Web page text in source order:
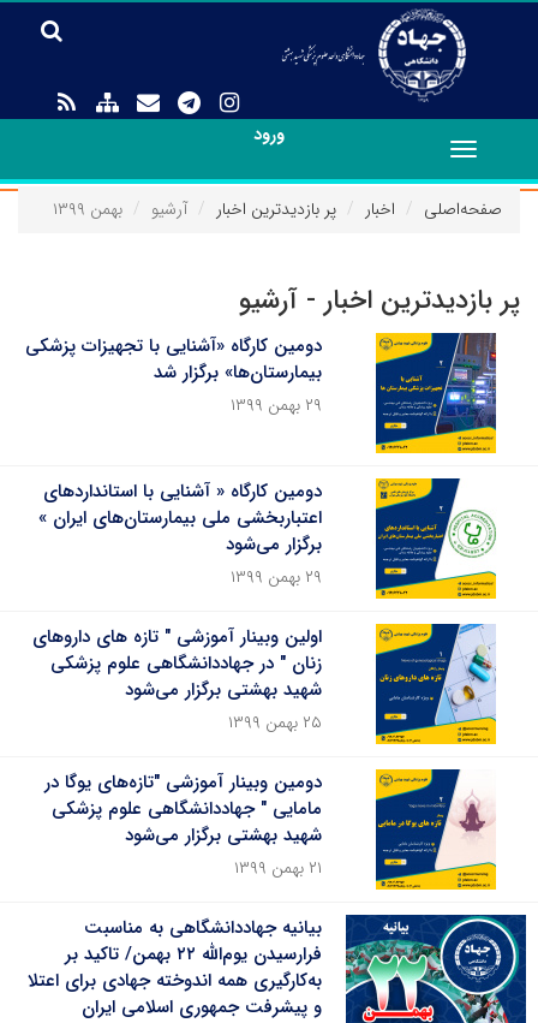
ورود
Toggle
navigation
صفحه‌اصلی
اخبار پر بازدیدترین اخبار آرشیو بهمن ۱۳۹۹
پر بازدیدترین اخبار - آرشیو
دومین کارگاه «آشنایی با تجهیزات پزشکی
بیمارستان‌ها» برگزار شد
۲۹ بهمن ۱۳۹۹
دومین کارگاه « آشنایی با استانداردهای
اعتباربخشی ملی بیمارستان‌های ایران »
برگزار می‌شود
۲۹ بهمن ۱۳۹۹
اولین وبینار آموزشی " تازه های داروهای
زنان " در جهاددانشگاهی علوم پزشکی
شهید بهشتی برگزار می‌شود
۲۵ بهمن ۱۳۹۹
دومین وبینار آموزشی "تازه‌های یوگا در
مامایی " جهاددانشگاهی علوم پزشکی
شهید بهشتی برگزار می‌شود
۲۱ بهمن ۱۳۹۹
بیانیه جهاددانشگاهی به مناسبت
فرارسیدن یوم‌الله ۲۲ بهمن/ تاکید بر
به‌کارگیری همه اندوخته جهادی برای اعتلا
و پیشرفت جمهوری اسلامی ایران